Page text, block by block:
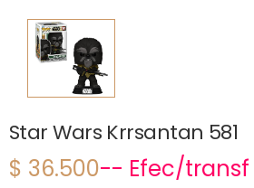
Star Wars Krrsantan 581
$ 36.500-- Efec/transf